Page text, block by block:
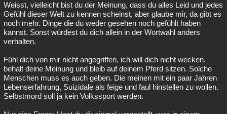
Weisst, vielleicht bist du der Meinung, dass du alles Leid und jedes
Gefühl dieser Welt zu kennen scheinst, aber glaube mir, da gibt es
noch mehr. Dinge die du weder gesehen noch gefühlt haben
kannst. Sonst würdest du dich allein in der Wortwahl anders
verhalten.
Fühl dich von mir nicht angegriffen, ich will dich nicht wecken.
behalt deine Meinung und bleib auf deinem Pferd sitzen. Solche
Menschen muss es auch geben. Die meinen mit ein paar Jahren
Lebenserfahrung, Suizidale als feige und faul hinstellen zu wollen.
Selbstmord soll ja kein Volkssport werden.